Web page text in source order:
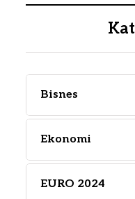
Bisnes
Ekonomi
EURO 2024